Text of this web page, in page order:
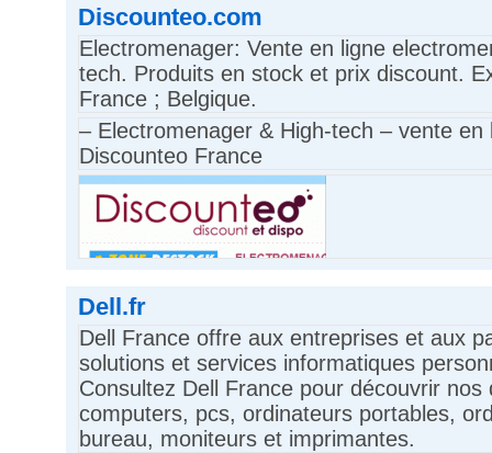
Discounteo.com
Electromenager: Vente en ligne
tech. Produits en stock et prix discount.
France ; Belgique.
– Electromenager & High-tech – vente en
Discounteo France
Dell.fr
Dell France offre aux entreprises et aux
solutions et services informatiques
Consultez Dell France pour découvrir nos
computers, pcs, ordinateurs portables,
bureau, moniteurs et imprimantes.